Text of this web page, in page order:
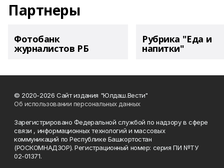
Партнеры
Фотобанк
журналистов РБ
Рубрика "Еда и
напитки"
© 2020-2026 Сайт издания "Юлдаш.Вести"
Об использовании персональных данных
Зарегистрировано Федеральной службой по надзору в сфере
связи , информационных технологий и массовых
коммуникаций по Республике Башкортостан
(РОСКОМНАДЗОР). Регистрационный номер: серия ПИ №ТУ
02-01371.